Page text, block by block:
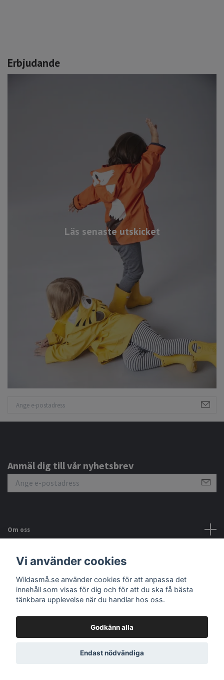
Erbjudande
Läs senaste utskicket
Anmäl dig till vår nyhetsbrev
Om oss
Kundtjänst
Sociala medier
© 2026 Wildasmå.se ekologiska baby & barnkläder
Vi använder cookies
Wildasmå.se använder cookies för att anpassa det
innehåll som visas för dig och för att du ska få bästa
tänkbara upplevelse när du handlar hos oss.
Godkänn alla
Endast nödvändiga